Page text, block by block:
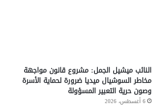
النائب ميشيل الجمل: مشروع قانون مواجهة
مخاطر السوشيال ميديا ضرورة لحماية الأسرة
وصون حرية التعبير المسؤولة
6 أغسطس، 2026